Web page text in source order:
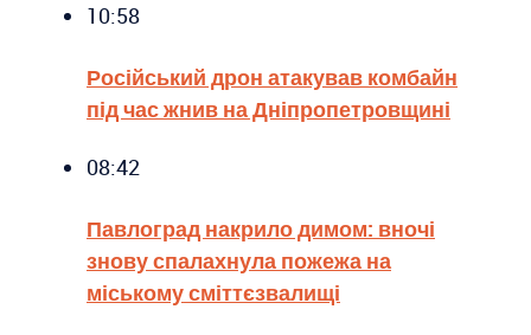
10:58
Російський дрон атакував комбайн
під час жнив на Дніпропетровщині
08:42
Павлоград накрило димом: вночі
знову спалахнула пожежа на
міському сміттєзвалищі